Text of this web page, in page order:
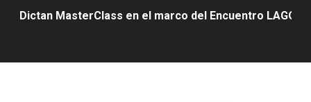
Dictan MasterClass en el marco del Encuentro LAGO